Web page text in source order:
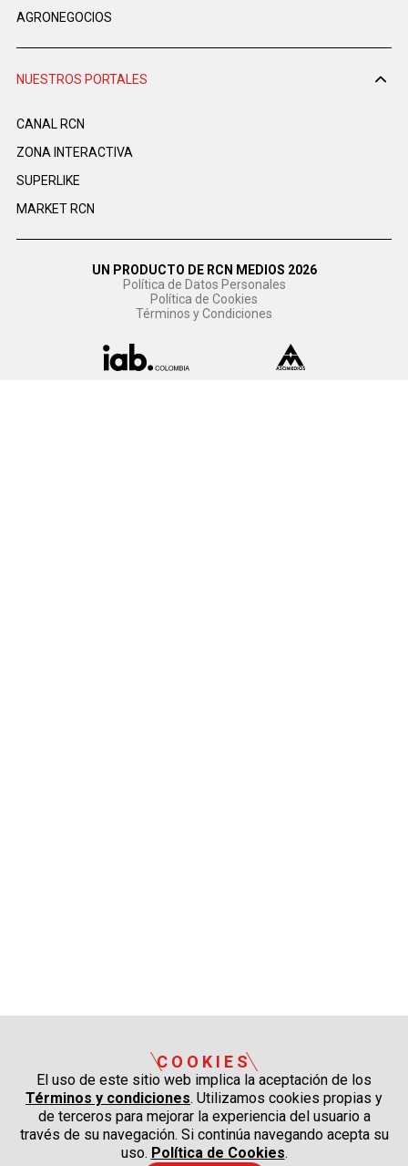
AGRONEGOCIOS
NUESTROS PORTALES
CANAL RCN
ZONA INTERACTIVA
SUPERLIKE
MARKET RCN
UN PRODUCTO DE RCN MEDIOS 2026
Política de Datos Personales
Política de Cookies
Términos y Condiciones
COOKIES
El uso de este sitio web implica la aceptación de los
Términos y condiciones. Utilizamos cookies propias y
de terceros para mejorar la experiencia del usuario a
través de su navegación. Si continúa navegando acepta su
uso. Política de Cookies.